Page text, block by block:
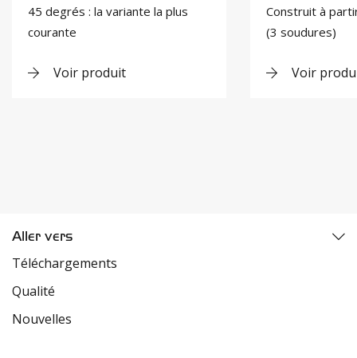
45 degrés : la variante la plus
courante
Voir produit
Construit à
(3 soudures)
Voir
Aller vers
Téléchargements
Qualité
Nouvelles